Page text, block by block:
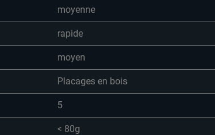
moyenne
rapide
moyen
Placages en bois
5
< 80g